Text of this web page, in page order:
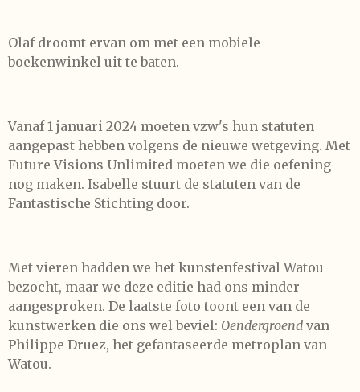
Olaf droomt ervan om met een mobiele
boekenwinkel uit te baten.
Vanaf 1 januari 2024 moeten vzw's hun statuten
aangepast hebben volgens de nieuwe wetgeving. Met
Future Visions Unlimited moeten we die oefening
nog maken. Isabelle stuurt de statuten van de
Fantastische Stichting door.
Met vieren hadden we het kunstenfestival Watou
bezocht, maar we deze editie had ons minder
aangesproken. De laatste foto toont een van de
kunstwerken die ons wel beviel: Oendergroend van
Philippe Druez, het gefantaseerde metroplan van
Watou.